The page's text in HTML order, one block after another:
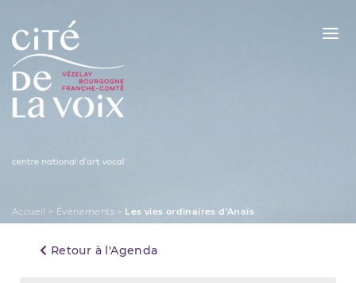
Skip
content
Accueil > Évènements > Les vies ordinaires d'Anaïs
Retour à l'Agenda